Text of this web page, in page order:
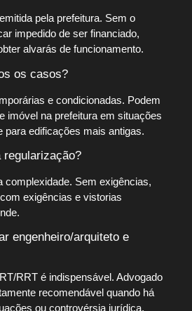
pela prefeitura. Sem o
impedido de ser financiado,
alvarás de funcionamento.
os casos?
e condicionadas. Podem
imóvel na prefeitura em situações
edificações mais antigas.
regularização?
complexidade. Sem exigências,
exigências e vistorias
engenheiro/arquiteto e
RRT é indispensável. Advogado
recomendável quando há
ou controvérsia jurídica.